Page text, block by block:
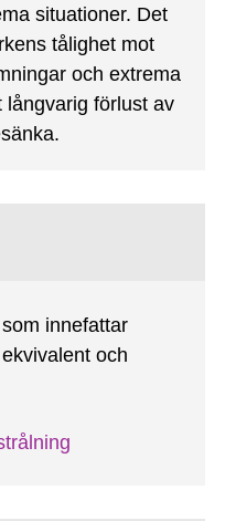
situationer. Det
tålighet mot
och extrema
långvarig förlust av
innefattar
och